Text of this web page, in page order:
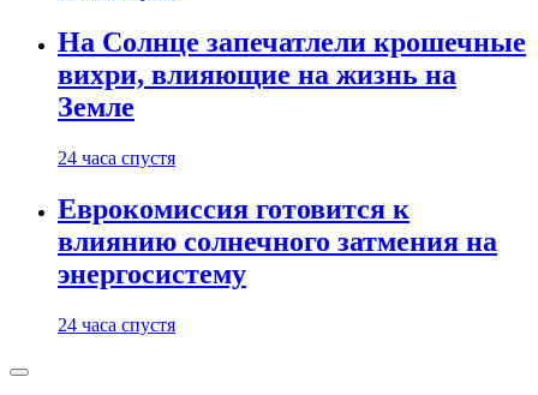
На Солнце запечатлели крошечные
вихри, влияющие на жизнь на
Земле
24 часа спустя
Еврокомиссия готовится к
влиянию солнечного затмения на
энергосистему
24 часа спустя